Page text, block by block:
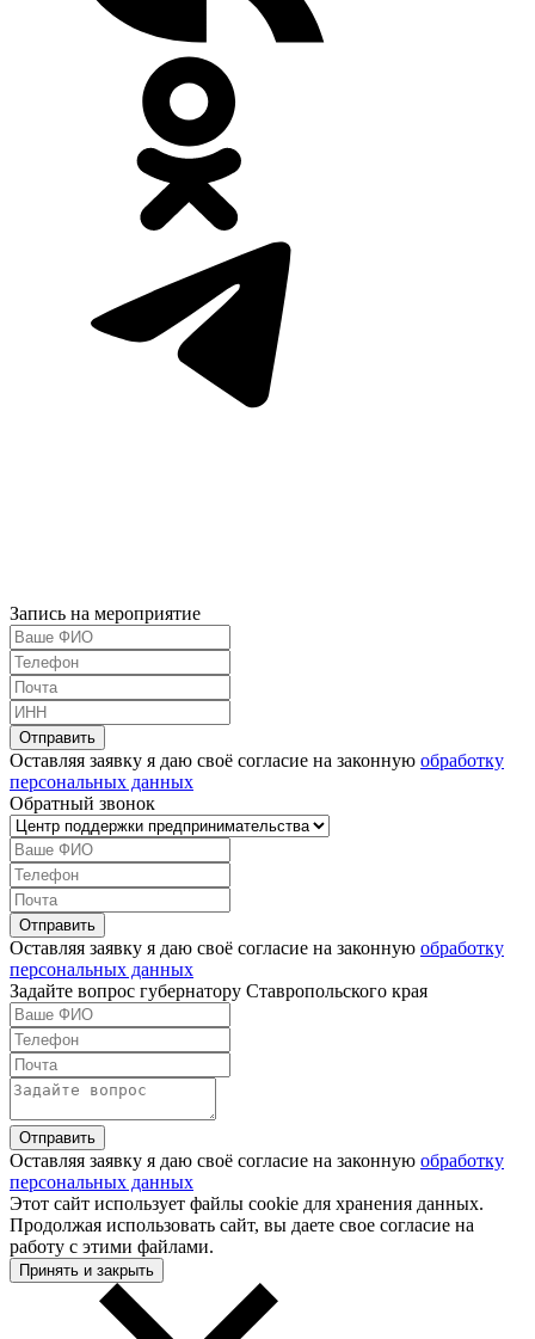
Запись на мероприятие
Оставляя заявку я даю своё согласие на законную обработку
персональных данных
Обратный звонок
Оставляя заявку я даю своё согласие на законную обработку
персональных данных
Задайте вопрос губернатору Ставропольского края
Оставляя заявку я даю своё согласие на законную обработку
персональных данных
Этот сайт использует файлы cookie для хранения данных.
Продолжая использовать сайт, вы даете свое согласие на
работу с этими файлами.
Принять и закрыть